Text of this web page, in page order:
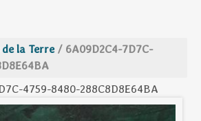
de la Terre / 6A09D2C4-7D7C-
4759-8480-288C8D8E64BA